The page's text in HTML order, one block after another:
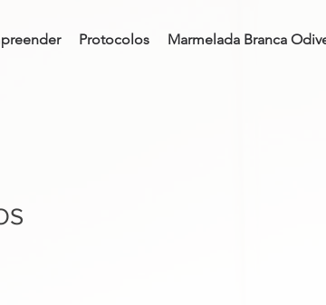
Protocolos Marmelada Branca